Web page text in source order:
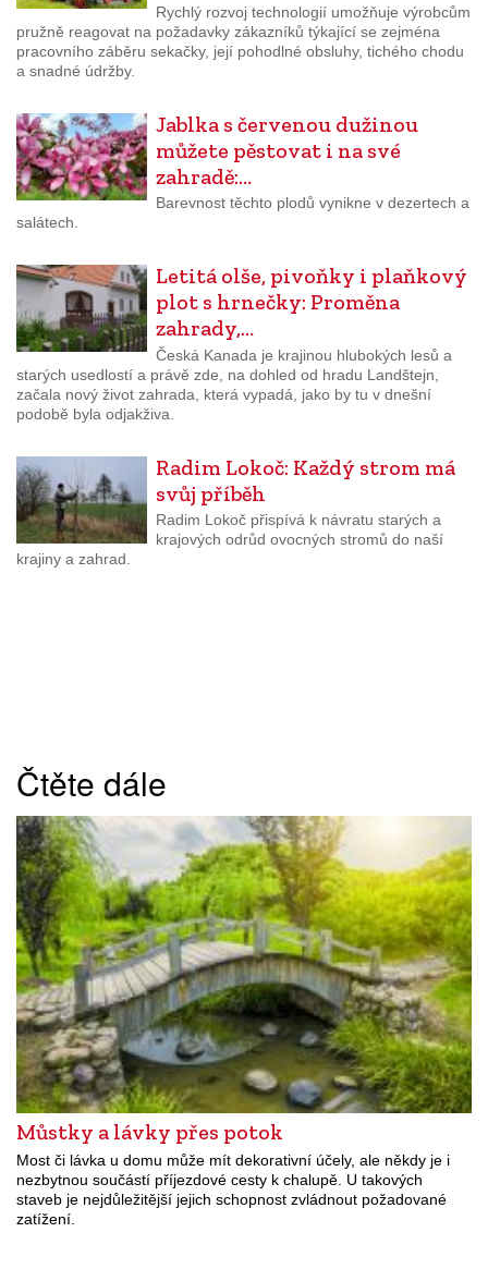
Rychlý rozvoj technologií umožňuje výrobcům
pružně reagovat na požadavky zákazníků týkající se zejména
pracovního záběru sekačky, její pohodlné obsluhy, tichého chodu
a snadné údržby.
Jablka s červenou dužinou
můžete pěstovat i na své
zahradě:…
Barevnost těchto plodů vynikne v dezertech a
salátech.
Letitá olše, pivoňky i plaňkový
plot s hrnečky: Proměna
zahrady,…
Česká Kanada je krajinou hlubokých lesů a
starých usedlostí a právě zde, na dohled od hradu Landštejn,
začala nový život zahrada, která vypadá, jako by tu v dnešní
podobě byla odjakživa.
Radim Lokoč: Každý strom má
svůj příběh
Radim Lokoč přispívá k návratu starých a
krajových odrůd ovocných stromů do naší
krajiny a zahrad.
Čtěte dále
Můstky a lávky přes potok
Most či lávka u domu může mít dekorativní účely, ale někdy je i
nezbytnou součástí příjezdové cesty k chalupě. U takových
staveb je nejdůležitější jejich schopnost zvládnout požadované
zatížení.